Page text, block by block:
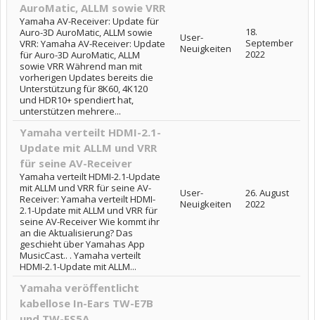
AuroMatic, ALLM sowie VRR
Yamaha AV-Receiver: Update für
Auro-3D AuroMatic, ALLM sowie
VRR: Yamaha AV-Receiver: Update
für Auro-3D AuroMatic, ALLM
sowie VRR Während man mit
vorherigen Updates bereits die
Unterstützung für 8K60, 4K120
und HDR10+ spendiert hat,
unterstützen mehrere...
User-
Neuigkeiten
18.
September
2022
Yamaha verteilt HDMI-2.1-
Update mit ALLM und VRR
für seine AV-Receiver
Yamaha verteilt HDMI-2.1-Update
mit ALLM und VRR für seine AV-
Receiver: Yamaha verteilt HDMI-
2.1-Update mit ALLM und VRR für
seine AV-Receiver Wie kommt ihr
an die Aktualisierung? Das
geschieht über Yamahas App
MusicCast.. . Yamaha verteilt
HDMI-2.1-Update mit ALLM...
User-
Neuigkeiten
26. August
2022
Yamaha veröffentlicht
kabellose In-Ears TW-E7B